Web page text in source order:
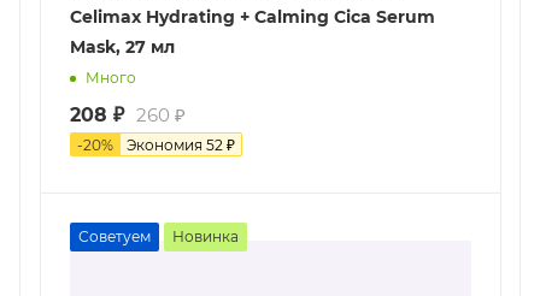
Celimax Hydrating + Calming Cica Serum
Mask, 27 мл
Много
208 ₽ 260 ₽
-20% Экономия 52 ₽
Советуем Новинка